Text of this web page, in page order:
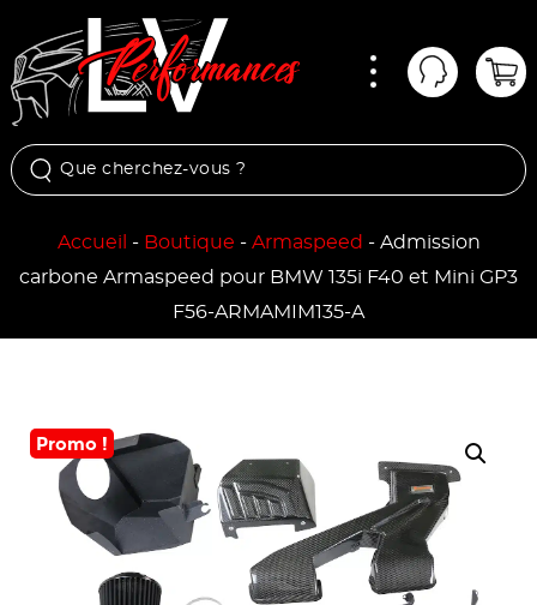
Mon
Accueil - Boutique - Armaspeed - Admission
carbone Armaspeed pour BMW 135i F40 et Mini GP3
F56-ARMAMIM135-A
Promo !